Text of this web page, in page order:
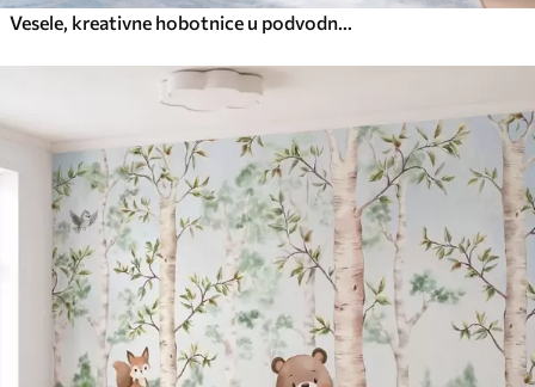
Vesele, kreativne hobotnice u podvodnom svijetu